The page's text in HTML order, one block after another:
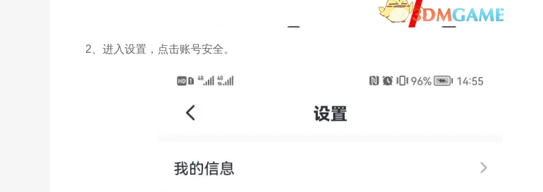
2、进入设置，点击账号安全。